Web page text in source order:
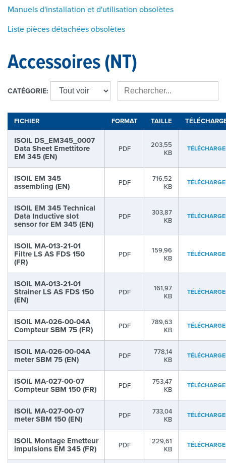
Manuels d'installation et d'utilisation obsolètes
Liste pièces détachées obsolètes
Accessoires (NT)
CATÉGORIE:
FICHIER FORMAT TAILLE
ISOIL DS_EM345_0007
Data Sheet Emettitore
EM 345 (EN)
PDF
203,55
KB
ISOIL EM 345
assembling (EN) PDF
716,52
KB
ISOIL EM 345 Technical
Data Inductive slot
sensor for EM 345 (EN)
PDF
303,87
KB
ISOIL MA-013-21-01
Filtre LS AS FDS 150
(FR)
PDF
159,96
KB
ISOIL MA-013-21-01
Strainer LS AS FDS 150
(EN)
PDF
161,97
KB
ISOIL MA-026-00-04A
Compteur SBM 75 (FR) PDF
789,63
KB
ISOIL MA-026-00-04A
meter SBM 75 (EN) PDF
778,14
KB
ISOIL MA-027-00-07
Compteur SBM 150 (FR) PDF
753,47
KB
ISOIL MA-027-00-07
meter SBM 150 (EN) PDF
733,04
KB
ISOIL Montage Emetteur
impulsions EM 345 (FR) PDF
229,61
KB